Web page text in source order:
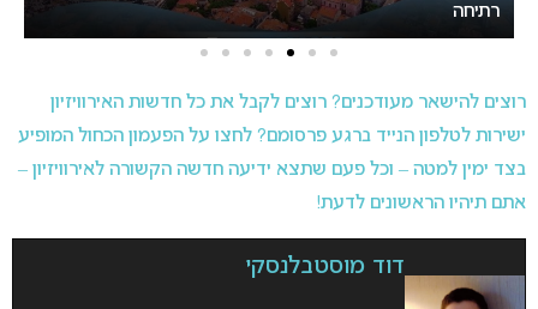
רתיחה
רוצים להישאר מעודכנים? רוצים לקבל את כל חדשות האירוויזיון
ישירות לטלפון הנייד ברגע פרסומם? לחצו על הפעמון הכחול המופיע
בצד ימין למטה – וכל פעם שתצא ידיעה חדשה הקשורה לאירוויזיון –
אתם תיהיו הראשונים לדעת!
דוד מוסטבלנסקי